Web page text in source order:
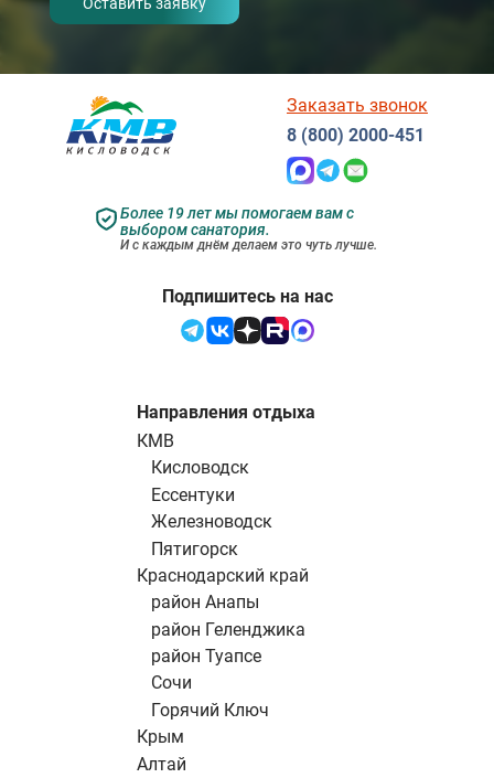
Подпишитесь на нас
Более 19 лет мы помогаем вам с
выбором санатория.
И с каждым днём делаем это чуть лучше.
Заказать звонок
8 (800) 2000-451
Направления отдыха
КМВ
Кисловодск
Ессентуки
Железноводск
Пятигорск
Краснодарский край
район Анапы
район Геленджика
район Туапсе
Сочи
Горячий Ключ
Крым
Алтай